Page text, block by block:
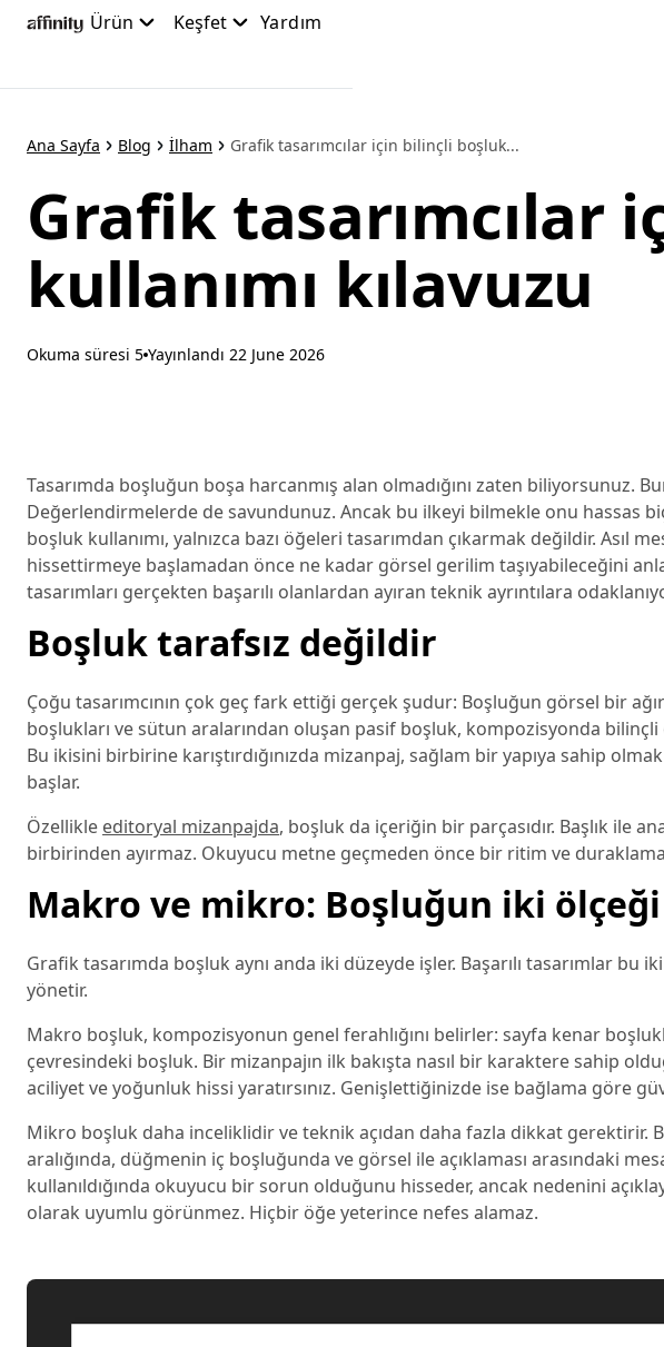
içeriğe
Ürün Keşfet Yardım
Ana Sayfa Blog İlham Grafik tasarımcılar için bilinçli boşluk...
Grafik tasarımcılar
kullanımı kılavuzu
Okuma süresi 5 Yayınlandı 22 June 2026
Tasarımda boşluğun boşa harcanmış alan olmadığını zaten biliyorsunuz.
Değerlendirmelerde de savundunuz. Ancak bu ilkeyi bilmekle onu hassas
boşluk kullanımı, yalnızca bazı öğeleri tasarımdan çıkarmak değildir. Asıl
hissettirmeye başlamadan önce ne kadar görsel gerilim taşıyabileceğini
tasarımları gerçekten başarılı olanlardan ayıran teknik ayrıntılara
Boşluk tarafsız değildir
Çoğu tasarımcının çok geç fark ettiği gerçek şudur: Boşluğun görsel bir
boşlukları ve sütun aralarından oluşan pasif boşluk, kompozisyonda
Bu ikisini birbirine karıştırdığınızda mizanpaj, sağlam bir yapıya sahip
başlar.
Özellikle editoryal mizanpajda, boşluk da içeriğin bir parçasıdır. Başlık ile
birbirinden ayırmaz. Okuyucu metne geçmeden önce bir ritim ve
Makro ve mikro: Boşluğun iki ölçeği
Grafik tasarımda boşluk aynı anda iki düzeyde işler. Başarılı tasarımlar
yönetir.
Makro boşluk, kompozisyonun genel ferahlığını belirler: sayfa kenar
çevresindeki boşluk. Bir mizanpajın ilk bakışta nasıl bir karaktere sahip
aciliyet ve yoğunluk hissi yaratırsınız. Genişlettiğinizde ise bağlama göre
Mikro boşluk daha inceliklidir ve teknik açıdan daha fazla dikkat gerektirir.
aralığında, düğmenin iç boşluğunda ve görsel ile açıklaması arasındaki
kullanıldığında okuyucu bir sorun olduğunu hisseder, ancak nedenini
olarak uyumlu görünmez. Hiçbir öğe yeterince nefes alamaz.